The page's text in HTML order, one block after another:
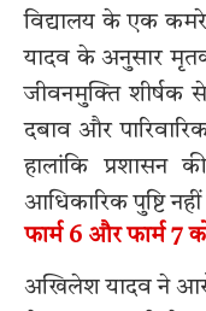
विद्यालय के एक
यादव के अनुसार
जीवनमुक्ति शीर्षक
दबाव और
हालांकि
आधिकारिक पुष्टि
फार्म 6 और फार्म 7
अखिलेश यादव ने